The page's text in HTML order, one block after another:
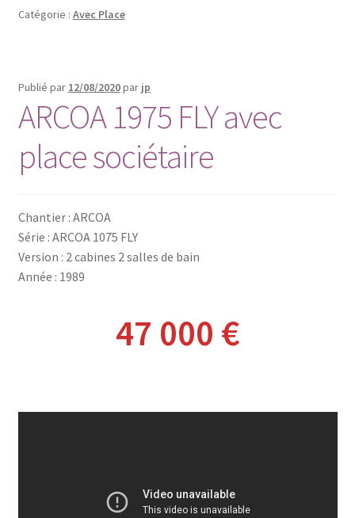
Catégorie : Avec Place
Publié par 12/08/2020par jp
ARCOA 1975 FLY avec
place sociétaire
Chantier : ARCOA
Série : ARCOA 1075 FLY
Version : 2 cabines 2 salles de bain
Année : 1989
47 000 €